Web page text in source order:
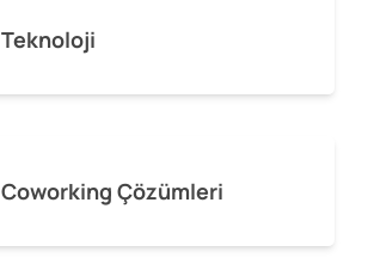
Teknoloji
Coworking Çözümleri